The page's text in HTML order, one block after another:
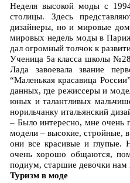
Неделя высокой моды с
столицы. Здесь
дизайнеры, но и мировые
мировых недель моды в
дал огромный толчок к
Ученица 5а класса школы
Лада завоевала звание
“Маленькая красавица
данных, где режиссеры и
юных и талантливых
норильчанку итальянский
– Было интересно, мне очень
модели – высокие, стройные,
они все красивые и глупые.
очень хорошо общаются,
подиум, старшие девочки нам
Туризм в моде